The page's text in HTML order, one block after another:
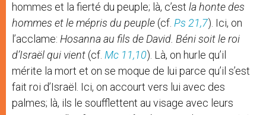
hommes et la fierté du peuple; là, c’est la honte des
hommes et le mépris du peuple (cf. Ps 21,7). Ici, on
l’acclame: Hosanna au fils de David. Béni soit le roi
d’Israël qui vient (cf. Mc 11,10). Là, on hurle qu’il
mérite la mort et on se moque de lui parce qu’il s’est
fait roi d’Israël. Ici, on accourt vers lui avec des
palmes; là, ils le soufflettent au visage avec leurs